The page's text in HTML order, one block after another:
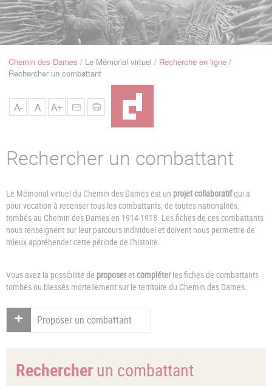
Navigation
Fil
Chemin des Dames Le Mémorial virtuel
Recherche en ligne
Rechercher un combattant
A- A A+
Rechercher un combattant
Le Mémorial virtuel du Chemin des Dames est un projet collaboratifqui a
pour vocation à recenser tous les combattants, de toutes nationalités,
tombés au Chemin des Dames en 1914-1918. Les fiches de ces combattants
nous renseignent sur leur parcours individuel et doivent nous permettre de
mieux appréhender cette période de l'histoire.
Vous avez la possibilité de proposeretcompléterles fiches de combattants
tombés ou blessés mortellement sur le territoire du Chemin des Dames.
Proposer un combattant
Rechercherun combattant